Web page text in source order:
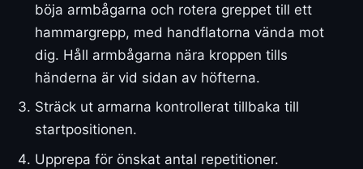
böja armbågarna och rotera greppet till ett
hammargrepp, med handflatorna vända mot
dig. Håll armbågarna nära kroppen tills
händerna är vid sidan av höfterna.
Sträck ut armarna kontrollerat tillbaka till
startpositionen.
Upprepa för önskat antal repetitioner.